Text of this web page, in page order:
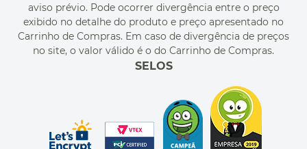
MEU PEDIDO
CUPONS DE DESCONTO
aviso prévio. Pode ocorrer divergência entre o preço
exibido no detalhe do produto e preço apresentado no
Carrinho de Compras. Em caso de divergência de preços
no site, o valor válido é o do Carrinho de Compras.
SELOS